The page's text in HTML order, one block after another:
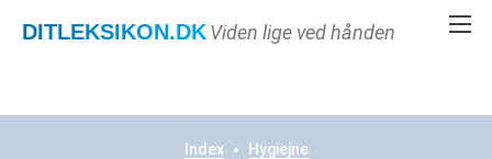
DITLEKSIKON.DKViden lige ved hånden
Index Hygiejne